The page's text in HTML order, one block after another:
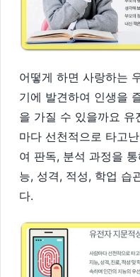
어떻게 하면 사랑하는
기에 발견하여 인생을
을 가질 수 있을까요
마다 선천적으로 타고
여 판독, 분석 과정을
능, 성격, 적성, 학업 습
다.